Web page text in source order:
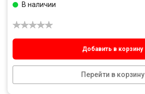
Добавить в корзину
Перейти в корзину
В наличии